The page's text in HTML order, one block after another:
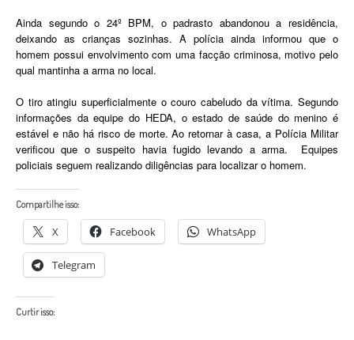
Ainda segundo o 24º BPM, o padrasto abandonou a residência,
deixando as crianças sozinhas. A polícia ainda informou que o
homem possui envolvimento com uma facção criminosa, motivo pelo
qual mantinha a arma no local.
O tiro atingiu superficialmente o couro cabeludo da vítima. Segundo
informações da equipe do HEDA, o estado de saúde do menino é
estável e não há risco de morte. Ao retornar à casa, a Polícia Militar
verificou que o suspeito havia fugido levando a arma. Equipes
policiais seguem realizando diligências para localizar o homem.
Compartilhe isso:
X Facebook WhatsApp
Telegram
Curtir isso: